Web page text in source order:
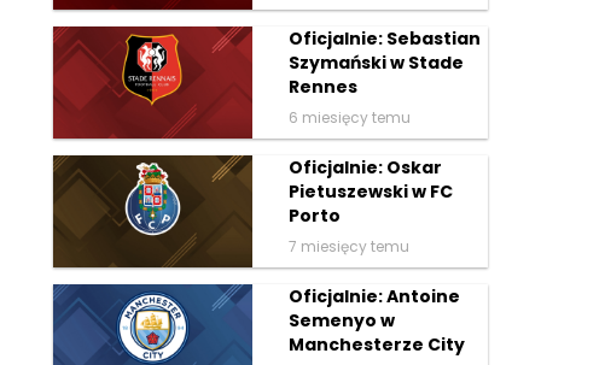
Oficjalnie: Sebastian
Szymański w Stade
Rennes
6 miesięcy temu
Oficjalnie: Oskar
Pietuszewski w FC
Porto
7 miesięcy temu
Oficjalnie: Antoine
Semenyo w
Manchesterze City